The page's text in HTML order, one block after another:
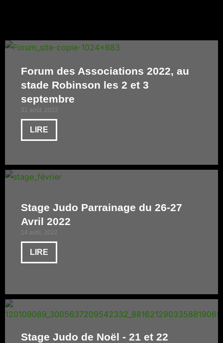
Forum des Associations 2022, au
stade Robinson les 2 et 3
septembre
31 août, 2022
LIRE
Stage Judo Parrainage du 26-27
Avril 2022
14 avril, 2022
LIRE
Stage Judo de Noël - 21 et 22